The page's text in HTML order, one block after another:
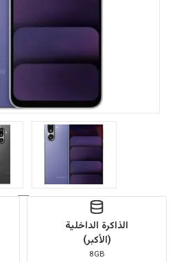
الذاكرة الداخلية
(الأكبر)
8GB